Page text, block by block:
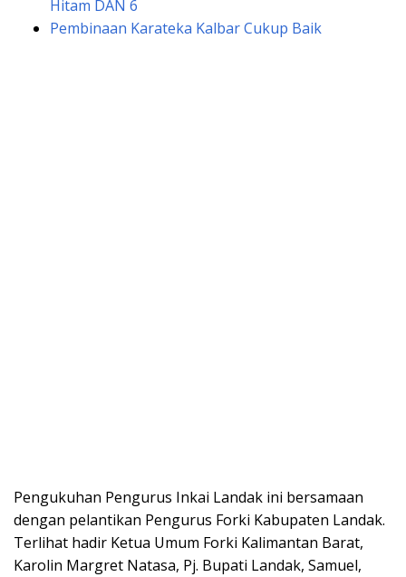
Hitam DAN 6
Pembinaan Karateka Kalbar Cukup Baik
Pengukuhan Pengurus Inkai Landak ini bersamaan
dengan pelantikan Pengurus Forki Kabupaten Landak.
Terlihat hadir Ketua Umum Forki Kalimantan Barat,
Karolin Margret Natasa, Pj. Bupati Landak, Samuel,